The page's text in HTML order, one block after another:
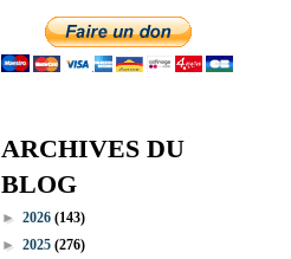
ARCHIVES DU
BLOG
► 2026 (143)
► 2025 (276)